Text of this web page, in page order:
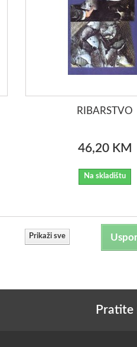
RIBARSTVO
46,20 KM
Na skladištu
Prikaži sve
Pratite